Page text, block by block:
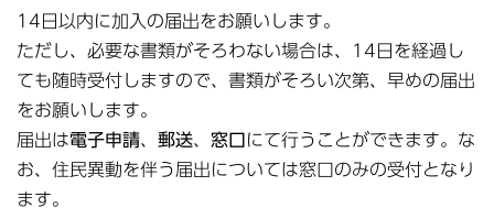
14日以内に加入の届出をお願いします。
ただし、必要な書類がそろわない場合は、14日を経過し
ても随時受付しますので、書類がそろい次第、早めの届出
をお願いします。
届出は電子申請、 郵送、 窓口 にて行うことができます。な
お、住民異動を伴う届出については窓口のみの受付となり
ます。